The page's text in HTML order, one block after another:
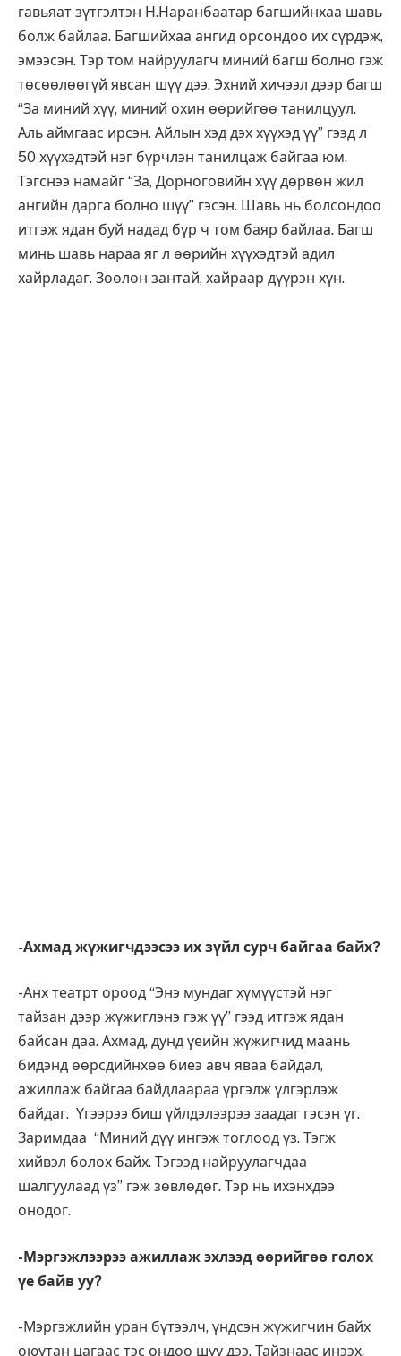
гавьяат зүтгэлтэн Н.Наранбаатар багшийнхаа шавь
болж байлаа. Багшийхаа ангид орсондоо их сүрдэж,
эмээсэн. Тэр том найруулагч миний багш болно гэж
төсөөлөөгүй явсан шүү дээ. Эхний хичээл дээр багш
“За миний хүү, миний охин өөрийгөө танилцуул.
Аль аймгаас ирсэн. Айлын хэд дэх хүүхэд үү” гээд л
50 хүүхэдтэй нэг бүрчлэн танилцаж байгаа юм.
Тэгснээ намайг “За, Дорноговийн хүү дөрвөн жил
ангийн дарга болно шүү” гэсэн. Шавь нь болсондоо
итгэж ядан буй надад бүр ч том баяр байлаа. Багш
минь шавь нараа яг л өөрийн хүүхэдтэй адил
хайрладаг. Зөөлөн зантай, хайраар дүүрэн хүн.
-Ахмад жүжигчдээсээ их зүйл сурч байгаа байх?
-Анх театрт ороод “Энэ мундаг хүмүүстэй нэг
тайзан дээр жүжиглэнэ гэж үү” гээд итгэж ядан
байсан даа. Ахмад, дунд үеийн жүжигчид маань
бидэнд өөрсдийнхөө биеэ авч яваа байдал,
ажиллаж байгаа байдлаараа үргэлж үлгэрлэж
байдаг. Үгээрээ биш үйлдэлээрээ заадаг гэсэн үг.
Заримдаа “Миний дүү ингэж тоглоод үз. Тэгж
хийвэл болох байх. Тэгээд найруулагчдаа
шалгуулаад үз” гэж зөвлөдөг. Тэр нь ихэнхдээ
онодог.
-Мэргэжлээрээ ажиллаж эхлээд өөрийгөө голох
үе байв уу?
-Мэргэжлийн уран бүтээлч, үндсэн жүжигчин байх
оюутан цагаас тэс ондоо шүү дээ. Тайзнаас инээх,